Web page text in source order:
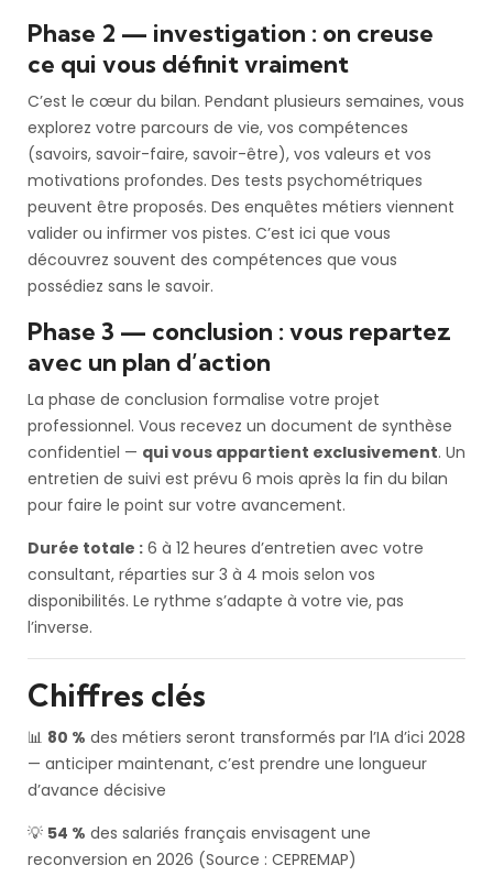
Phase 2 — investigation : on creuse
ce qui vous définit vraiment
C’est le cœur du bilan. Pendant plusieurs semaines, vous
explorez votre parcours de vie, vos compétences
(savoirs, savoir-faire, savoir-être), vos valeurs et vos
motivations profondes. Des tests psychométriques
peuvent être proposés. Des enquêtes métiers viennent
valider ou infirmer vos pistes. C’est ici que vous
découvrez souvent des compétences que vous
possédiez sans le savoir.
Phase 3 — conclusion : vous repartez
avec un plan d’action
La phase de conclusion formalise votre projet
professionnel. Vous recevez un document de synthèse
confidentiel — qui vous appartient exclusivement. Un
entretien de suivi est prévu 6 mois après la fin du bilan
pour faire le point sur votre avancement.
Durée totale : 6 à 12 heures d’entretien avec votre
consultant, réparties sur 3 à 4 mois selon vos
disponibilités. Le rythme s’adapte à votre vie, pas
l’inverse.
Chiffres clés
📊 80 % des métiers seront transformés par l’IA d’ici 2028
— anticiper maintenant, c’est prendre une longueur
d’avance décisive
💡 54 % des salariés français envisagent une
reconversion en 2026 (Source : CEPREMAP)